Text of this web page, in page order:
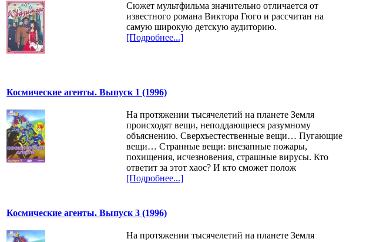
Сюжет мультфильма значительно отличается от
известного романа Виктора Гюго и рассчитан на
самую широкую детскую аудиторию.
[Подробнее...]
Космические агенты. Выпуск 1 (1996)
На протяжении тысячелетий на планете Земля
происходят вещи, неподдающиеся разумному
объяснению. Сверхъестественные вещи… Пугающие
вещи… Странные вещи: внезапные пожары,
похищения, исчезновения, страшные вирусы. Кто
ответит за этот хаос? И кто сможет полож
[Подробнее...]
Космические агенты. Выпуск 3 (1996)
На протяжении тысячелетий на планете Земля